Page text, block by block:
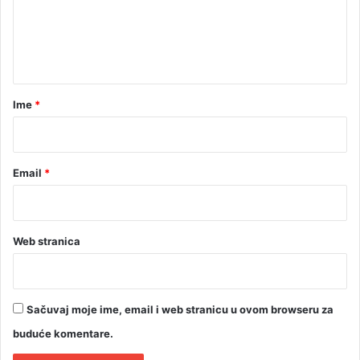
a
u
n
o
z
rIme *
Email *
Web stranica
Sačuvaj moje ime, email i web stranicu u ovom browseru za
buduće komentare.